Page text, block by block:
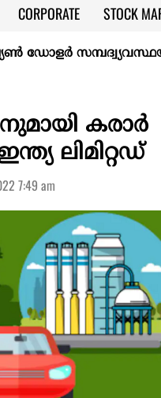
CORPORATE
STOCK
ഡോളര്‍
കരാർ
ലിമിറ്റഡ്
7:49 am